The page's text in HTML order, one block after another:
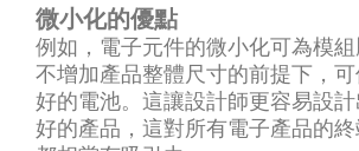
微小化的優點
例如，電子元件的微小化可為模
不增加產品整體尺寸的前提下，
好的電池。這讓設計師更容易設
好的產品，這對所有電子產品的